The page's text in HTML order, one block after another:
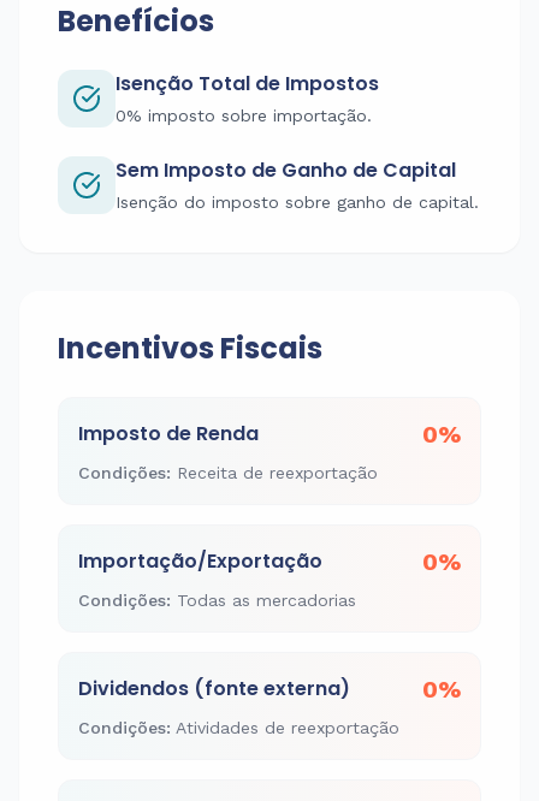
Benefícios
Isenção Total de Impostos
0% imposto sobre importação.
Sem Imposto de Ganho de Capital
Isenção do imposto sobre ganho de capital.
Incentivos Fiscais
Imposto de Renda 0%
Condições: Receita de reexportação
Importação/Exportação 0%
Condições: Todas as mercadorias
Dividendos (fonte externa) 0%
Condições: Atividades de reexportação